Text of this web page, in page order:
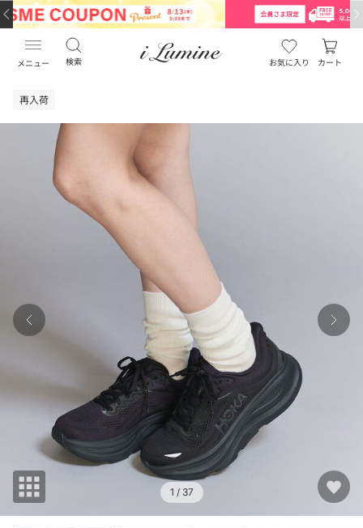
メニュー 検索 お気に入り カート
再入荷
1 / 37